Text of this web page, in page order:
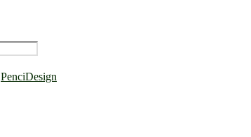
PenciDesign